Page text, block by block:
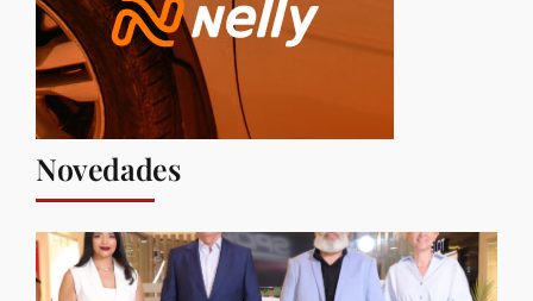
Novedades